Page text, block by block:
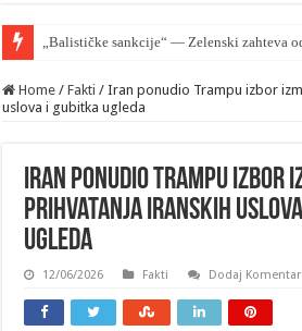
Home / Fakti / Iran ponudio Trampu izbor
uslova i gubitka ugleda
Iran ponudio Trampu izbor
prihvatanja iranskih
ugleda
12/06/2026 Fakti Dodaj Komentar